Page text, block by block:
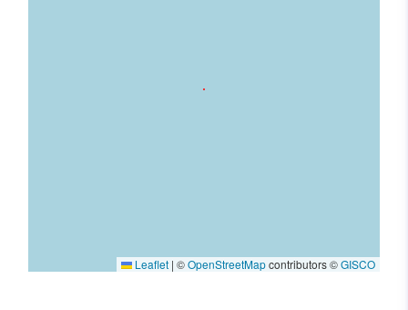
Leaflet | ©OpenStreetMapcontributors ©GISCO